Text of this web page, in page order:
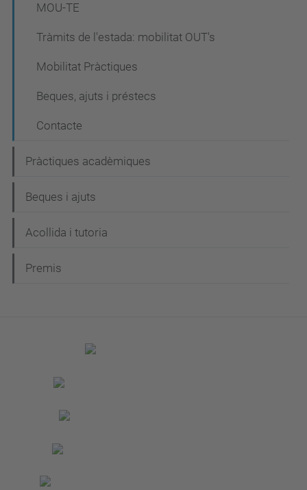
MOU-TE
Tràmits de l'estada: mobilitat OUT's
Mobilitat Pràctiques
Beques, ajuts i préstecs
Contacte
Pràctiques acadèmiques
Beques i ajuts
Acollida i tutoria
Premis